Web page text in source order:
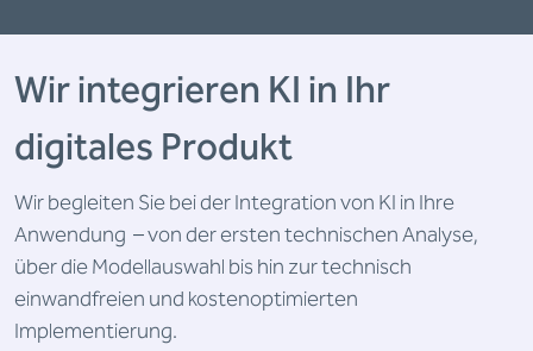
Wir integrieren KI in Ihr
digitales Produkt
Wir begleiten Sie bei der Integration von KI in Ihre
Anwendung – von der ersten technischen Analyse,
über die Modellauswahl bis hin zur technisch
einwandfreien und kostenoptimierten
Implementierung.